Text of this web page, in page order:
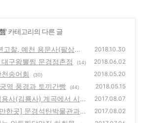
' 카테고리의 다른 글
찰, 예천 용문사(팔상탱,
, 자운루)
(36)
2018.10.30
구왕뽈찜 문경점촌점 (14) 2018.06.02
송어회 (30) 2018.05.20
역 풍경과 토끼간빵 (44) 2018.05.15
사(김룡사) 계곡에서 시
어요.
(6)
2017.08.07
한곳] 문경석탄박물관과
2017.08.02